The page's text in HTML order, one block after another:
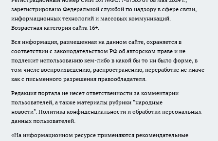
зарегистрировано Федеральной службой по надзору в сфере связи,
информационных технологий и массовых коммуникаций.
Возрастная категория сайта 16+.
Вся информация, размещенная на данном сайте, охраняется в
соответствии с законодательством РФ об авторском праве и не
подлежит использованию кем-либо в какой бы то ни было форме, в
том числе воспроизведению, распространению, переработке не иначе
как с письменного разрешения правообладателя.
Редакция портала не несет ответственности за комментарии
пользователей, а также материалы рубрики "народные
новости". Политика конфиденциальности и обработки персональных
данных пользователей.
«На информационном ресурсе применяются рекомендательные